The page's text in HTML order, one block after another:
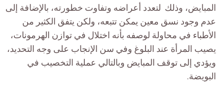
المبايض، وذلك لتعدد أعراضه وتفاوت خطورته، بالإضافة إلى
عدم وجود نسق معين يمكن تتبعه، ولكن يتفق الكثير من
الأطباء في محاولة لوصفه بأنه اختلال في توازن الهرمونات،
يصيب المرأة عند البلوغ وفي سن الإنجاب على وجه التحديد،
ويؤدي إلى توقف المبايض وبالتالي عملية التخصيب في
البويضة.